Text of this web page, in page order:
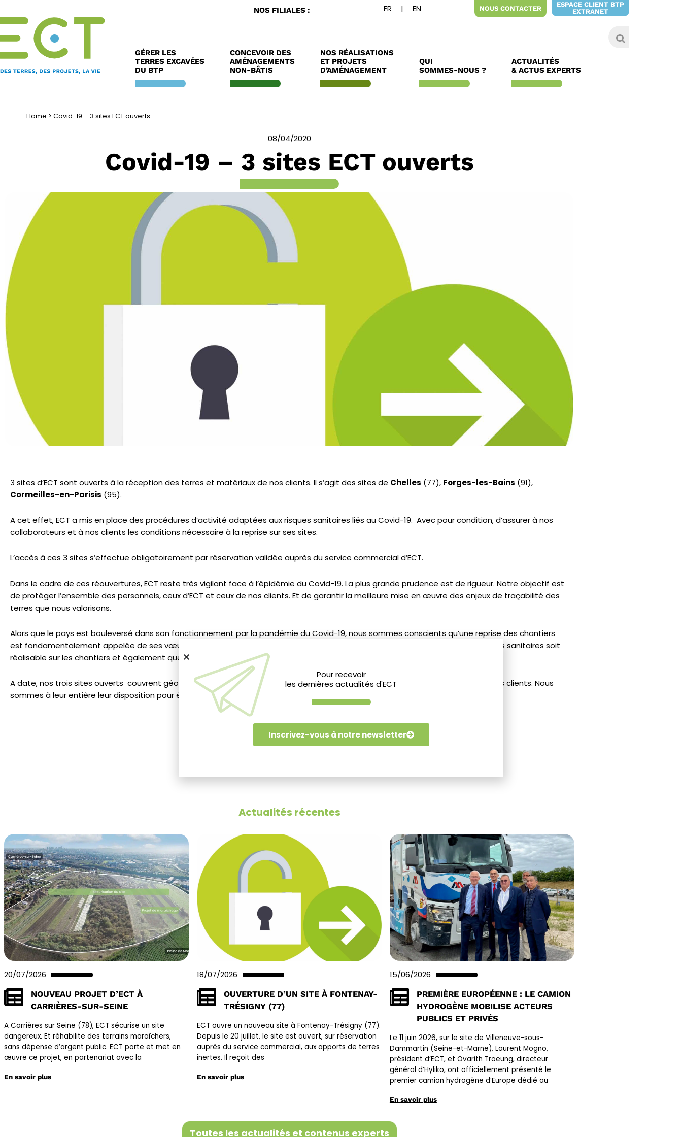
au
NOS FILIALES : NOUS CONTACTER
ESPACE CLIENT BTP
EXTRANET
GÉRER LES
TERRES EXCAVÉES
DU BTP
CONCEVOIR DES
AMÉNAGEMENTS
NON-BÂTIS
NOS RÉALISATIONS
ET PROJETS
D’AMÉNAGEMENT
QUI
SOMMES-NOUS ?
ACTUALITÉS
& ACTUS EXPERTS
Home > Covid-19 – 3 sites ECT ouverts
08/04/2020
Covid-19 – 3 sites ECT ouverts
3 sites d’ECT sont ouverts à la réception des terres et matériaux de nos clients. Il s’agit des sites de Chelles (77), Forges-les-Bains (91),
Cormeilles-en-Parisis (95).
A cet effet, ECT a mis en place des procédures d’activité adaptées aux risques sanitaires liés au Covid-19. Avec pour condition, d’assurer à nos
collaborateurs et à nos clients les conditions nécessaire à la reprise sur ses sites.
L’accès à ces 3 sites s’effectue obligatoirement par réservation validée auprès du service commercial d’ECT.
Dans le cadre de ces réouvertures, ECT reste très vigilant face à l’épidémie du Covid-19. La plus grande prudence est de rigueur. Notre objectif est
de protéger l’ensemble des personnels, ceux d’ECT et ceux de nos clients. Et de garantir la meilleure mise en œuvre des enjeux de traçabilité des
terres que nous valorisons.
Alors que le pays est bouleversé dans son fonctionnement par la pandémie du Covid-19, nous sommes conscients qu’une reprise des chantiers
est fondamentalement appelée de ses vœux par l’ensemble du BTP, à une double condition, que la mise en œuvre des conditions sanitaires soit
réalisable sur les chantiers et également que les terres excavées puissent disposer d’un exutoire.
A date, nos trois sites ouverts couvrent géographiquement et quantitativement les demandes exprimées par réservation de nos clients. Nous
sommes à leur entière leur disposition pour étudier et répondre à leurs besoins dans les prochains jours et semaines.
Actualités récentes
20/07/2026
NOUVEAU PROJET D’ECT À
CARRIÈRES-SUR-SEINE
A Carrières sur Seine (78), ECT sécurise un site
dangereux. Et réhabilite des terrains maraîchers,
sans dépense d’argent public. ECT porte et met en
œuvre ce projet, en partenariat avec la
En savoir plus
18/07/2026
OUVERTURE D’UN SITE À FONTENAY-
TRÉSIGNY (77)
ECT ouvre un nouveau site à Fontenay-Trésigny (77).
Depuis le 20 juillet, le site est ouvert, sur réservation
auprès du service commercial, aux apports de terres
inertes. Il reçoit des
En savoir plus
15/06/2026
PREMIÈRE EUROPÉENNE : LE CAMION
HYDROGÈNE MOBILISE ACTEURS
PUBLICS ET PRIVÉS
Le 11 juin 2026, sur le site de Villeneuve-sous-
Dammartin (Seine-et-Marne), Laurent Mogno,
président d’ECT, et Ovarith Troeung, directeur
général d’Hyliko, ont officiellement présenté le
premier camion hydrogène d’Europe dédié au
En savoir plus
Toutes les actualités et contenus experts
Pour recevoir
les dernières actualités d'ECT
Inscrivez-vous à notre newsletter